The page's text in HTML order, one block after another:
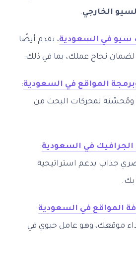
الخارجي.
سيو في السعودية، نقدم أيضًا
لضمان نجاح عملك، بما في ذلك:
المواقع في السعودية:
ومُحسّنة لمحركات البحث من
في السعودية:
جذاب يدعم استراتيجية
بك.
المواقع في السعودية:
موقعك، وهو عامل حيوي في